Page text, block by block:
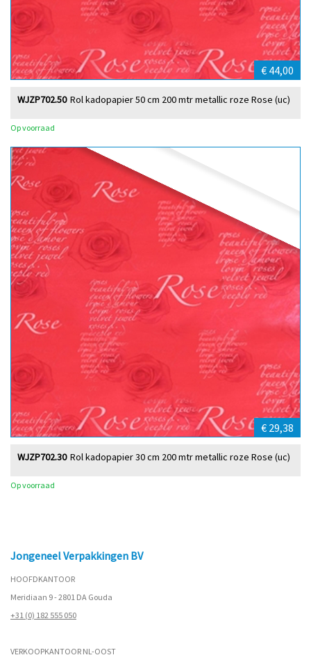
€ 44,00
Rol kadopapier 50 cm 200 mtr metallic roze Rose (uc)
WJZP702.50
Op voorraad
€ 29,38
Rol kadopapier 30 cm 200 mtr metallic roze Rose (uc)
WJZP702.30
Op voorraad
Jongeneel Verpakkingen BV
HOOFDKANTOOR
Meridiaan 9 - 2801 DA Gouda
+31 (0) 182 555 050
VERKOOPKANTOOR NL-OOST